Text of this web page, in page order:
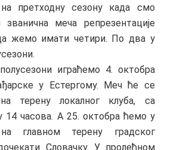
претходну сезону када смо
меча репрезентације
жемо имати четири. По два у
играћемо 4. октобра
у Естергому. Меч ће се
терену локалног клуба, са
14 часова. А 25. октобра ћемо у
главном терену градског
Словачку. У пролећном